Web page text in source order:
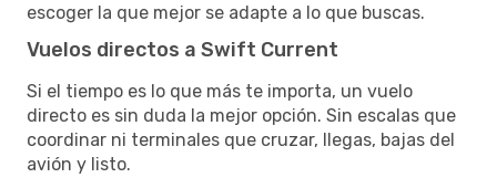
escoger la que mejor se adapte a lo que buscas.
Vuelos directos a Swift Current
Si el tiempo es lo que más te importa, un vuelo
directo es sin duda la mejor opción. Sin escalas que
coordinar ni terminales que cruzar, llegas, bajas del
avión y listo.